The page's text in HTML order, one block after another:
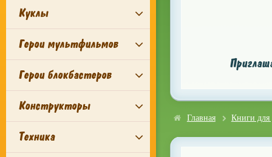
Куклы
Герои мультфильмов
Герои блокбастеров
Конструкторы
Техника
Главная Книги для